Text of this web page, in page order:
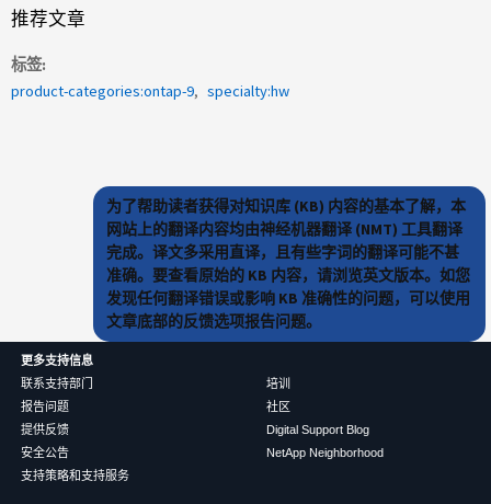
推荐文章
标签
product-categories:ontap-9
specialty:hw
为了帮助读者获得对知识库 (KB) 内容的基本了解，本
网站上的翻译内容均由神经机器翻译 (NMT) 工具翻译
完成。译文多采用直译，且有些字词的翻译可能不甚
准确。要查看原始的 KB 内容，请浏览英文版本。如您
发现任何翻译错误或影响 KB 准确性的问题，可以使用
文章底部的反馈选项报告问题。
更多支持信息
联系支持部门
报告问题
提供反馈
安全公告
支持策略和支持服务
培训
社区
Digital Support Blog
NetApp Neighborhood